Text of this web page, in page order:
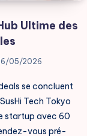
Ultime des
05/2026
se concluent
Tech Tokyo
startup avec 60
vous pré-